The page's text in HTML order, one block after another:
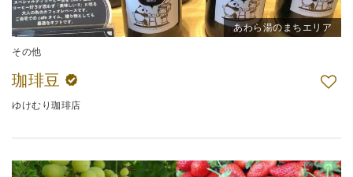
あわら湯のまちエリア
その他
珈琲豆
ゆけむり珈琲店